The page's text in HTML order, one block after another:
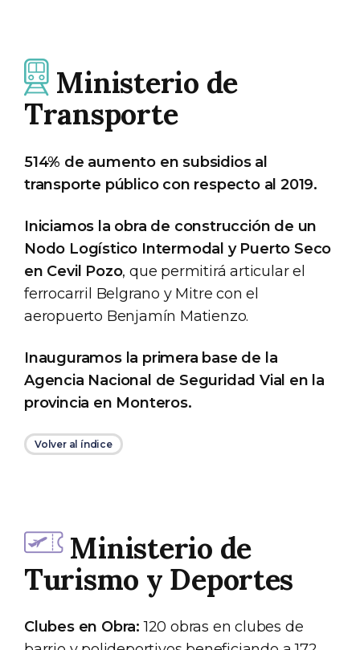
Ministerio de
Transporte
514% de aumento en subsidios al
transporte público con respecto al 2019.
Iniciamos la obra de construcción de un
Nodo Logístico Intermodal y Puerto Seco
en Cevil Pozo, que permitirá articular el
ferrocarril Belgrano y Mitre con el
aeropuerto Benjamín Matienzo.
Inauguramos la primera base de la
Agencia Nacional de Seguridad Vial en la
provincia en Monteros.
Volver al índice
Ministerio de
Turismo y Deportes
Clubes en Obra: 120 obras en clubes de